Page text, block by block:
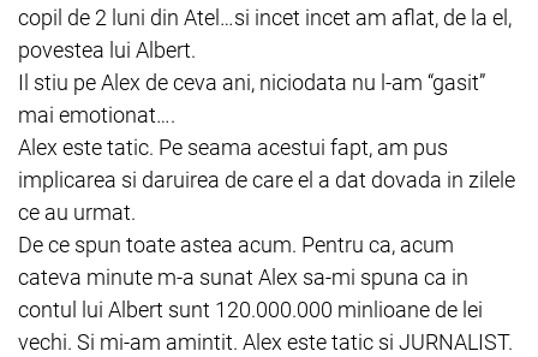
copil de 2 luni din Atel…si incet incet am aflat, de la el,
povestea lui Albert.
Il stiu pe Alex de ceva ani, niciodata nu l-am “gasit”
mai emotionat….
Alex este tatic. Pe seama acestui fapt, am pus
implicarea si daruirea de care el a dat dovada in zilele
ce au urmat.
De ce spun toate astea acum. Pentru ca, acum
cateva minute m-a sunat Alex sa-mi spuna ca in
contul lui Albert sunt 120.000.000 minlioane de lei
vechi. Si mi-am amintit. Alex este tatic si JURNALIST.